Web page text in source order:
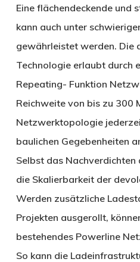
Eine flächendeckende und
kann auch unter
gewährleistet werden. Die
Technologie erlaubt durch
Repeating- Funktion
Reichweite von bis zu 300
Netzwerktopologie
baulichen Gegebenheiten
Selbst das Nachverdichten
die Skalierbarkeit der
Werden zusätzliche
Projekten ausgerollt,
bestehendes Powerline
So kann die